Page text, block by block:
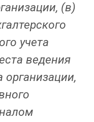
(в)
учета
ведения
организации,